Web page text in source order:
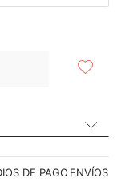
DE PAGO ENVÍOS